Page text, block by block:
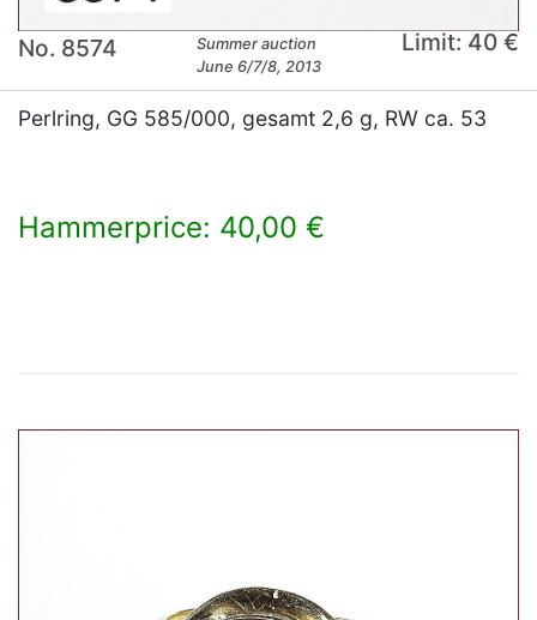
No. 8574
Summer auction
June 6/7/8, 2013
Limit: 40 €
Perlring, GG 585/000, gesamt 2,6 g, RW ca. 53
Hammerprice: 40,00 €